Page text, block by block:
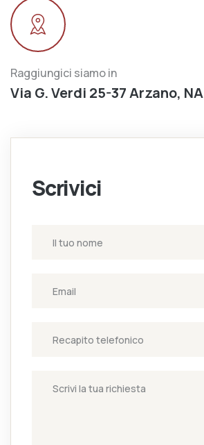
Raggiungici siamo in
Via G. Verdi 25-37 Arzano, NA
Scrivici